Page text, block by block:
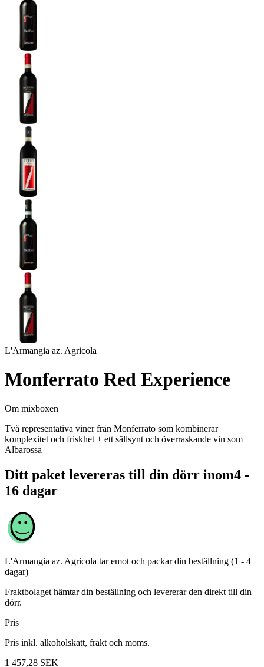
L'Armangia az. Agricola
Monferrato Red Experience
Om mixboxen
Två representativa viner från Monferrato som kombinerar
komplexitet och friskhet + ett sällsynt och överraskande vin som
Albarossa
Ditt paket levereras till din dörr inom4 -
16 dagar
L'Armangia az. Agricola tar emot och packar din beställning (1 - 4
dagar)
Fraktbolaget hämtar din beställning och levererar den direkt till din
dörr.
Pris
Pris inkl. alkoholskatt, frakt och moms.
1 457,28 SEK